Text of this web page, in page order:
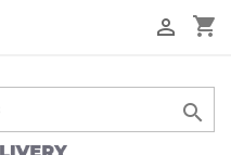
shopping_cart

